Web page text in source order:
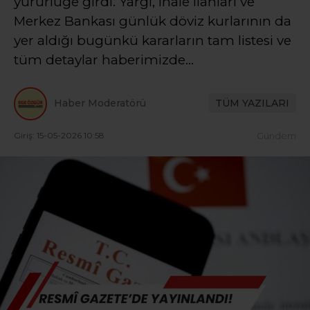
Merkez Bankası günlük döviz kurlarının da
yer aldığı bugünkü kararların tam listesi ve
tüm detaylar haberimizde…
Haber Moderatörü TÜM YAZILARI
Giriş: 15-05-2026 10:58 Gündem